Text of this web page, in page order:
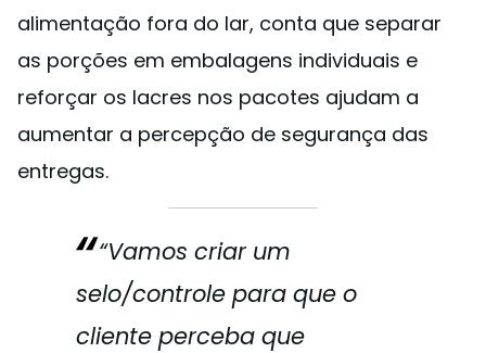
alimentação fora do lar, conta que separar
as porções em embalagens individuais e
reforçar os lacres nos pacotes ajudam a
aumentar a percepção de segurança das
entregas.
“Vamos criar um
selo/controle para que o
cliente perceba que